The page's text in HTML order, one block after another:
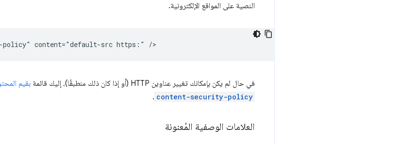
النصية على المواقع الإلكترونية.
في حال لم يكن بإمكانك تغيير عناوين HTTP (أو إذا كان ذلك منطبقًا)، إليك قائمة بقيم
content-security-policy
.
العلامات الوصفية المُعنونة